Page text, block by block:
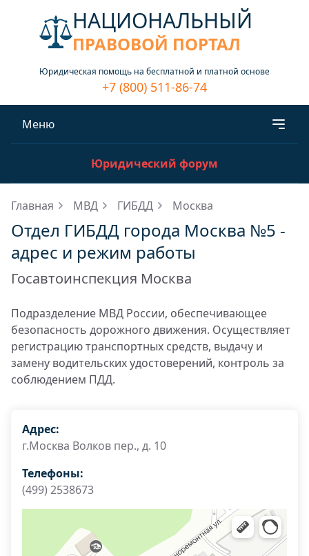
НАЦИОНАЛЬНЫЙ
ПРАВОВОЙ ПОРТАЛ
Юридическая помощь на бесплатной и платной основе
+7 (800) 511-86-74
Меню
Юридический форум
Главная МВД ГИБДД Москва
Отдел ГИБДД города Москва №5 -
адрес и режим работы
Госавтоинспекция Москва
Подразделение МВД России, обеспечивающее
безопасность дорожного движения. Осуществляет
регистрацию транспортных средств, выдачу и
замену водительских удостоверений, контроль за
соблюдением ПДД.
Адрес:
г.Москва Волков пер., д. 10
Телефоны:
(499) 2538673